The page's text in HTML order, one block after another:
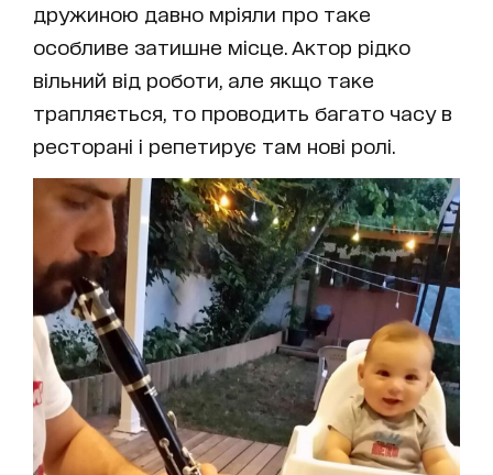
дружиною давно мріяли про таке
особливе затишне місце. Актор рідко
вільний від роботи, але якщо таке
трапляється, то проводить багато часу в
ресторані і репетирує там нові ролі.